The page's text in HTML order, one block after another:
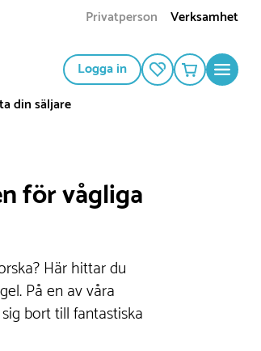
Privatperson Verksamhet
Logga in
din säljare
för vågliga
Här hittar du
På en av våra
bort till fantastiska